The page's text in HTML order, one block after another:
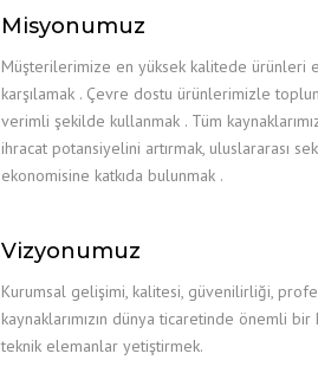
Misyonumuz
Müşterilerimize en yüksek kalitede ürünleri
karşılamak . Çevre dostu ürünlerimizle
verimli şekilde kullanmak . Tüm
ihracat potansiyelini artırmak, uluslararası
ekonomisine katkıda bulunmak .
Vizyonumuz
Kurumsal gelişimi, kalitesi, güvenilirliği,
kaynaklarımızın dünya ticaretinde önemli
teknik elemanlar yetiştirmek.